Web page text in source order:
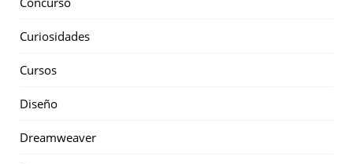
Curiosidades
Cursos
Diseño
Dreamweaver